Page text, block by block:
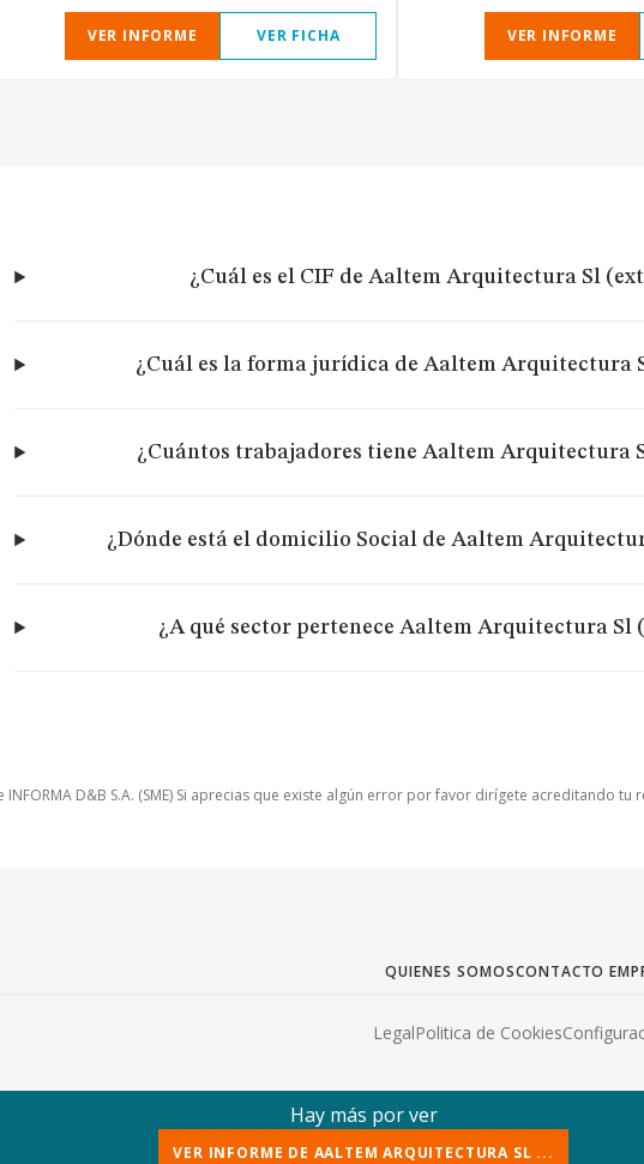
VER INFORME VER FICHA VER INFORME
¿Cuál es el CIF de Aaltem Arquitectura Sl
¿Cuál es la forma jurídica de Aaltem Arquitectura
¿Cuántos trabajadores tiene Aaltem Arquitectura
¿Dónde está el domicilio Social de Aaltem
¿A qué sector pertenece Aaltem Arquitectura Sl
D&B S.A. (SME) Si aprecias que existe algún error por favor dirígete acreditando tu
QUIENES SOMOSCONTACTO
LegalPolitica de Cookies
Hay más por ver
VER INFORME DE AALTEM ARQUITECTURA SL ...